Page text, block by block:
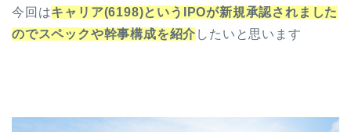
今回はキャリア(6198)というIPOが新規承認されました
のでスペックや幹事構成を紹介 したいと思います